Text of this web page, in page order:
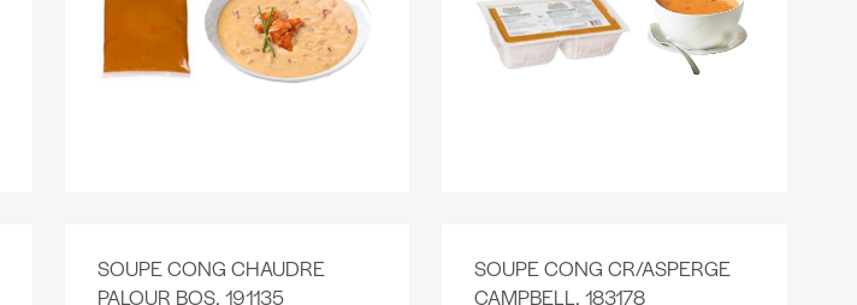
SOUPE CONG CHAUDRE
PALOUR BOS, 191135
SOUPE CONG CR/ASPERGE
CAMPBELL, 183178